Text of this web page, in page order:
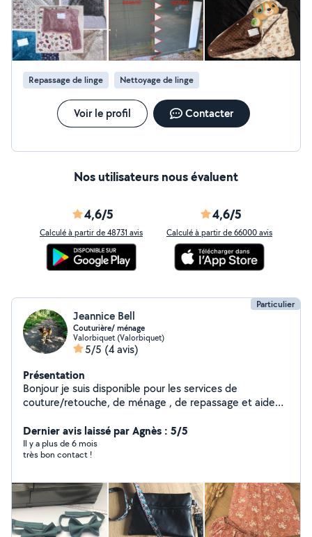
Repassage de linge Nettoyage de linge
Voir le profil Contacter
Nos utilisateurs nous évaluent
4,6/5
Calculé à partir de 48731 avis
4,6/5
Calculé à partir de 66000 avis
Particulier
Jeannice Bell
Couturière/ ménage
Valorbiquet (Valorbiquet)
5/5 (4 avis)
Présentation
Bonjour je suis disponible pour les services de
couture/retouche, de ménage , de repassage et aide
Dernier avis laissé par Agnès : 5/5
Il y a plus de 6 mois
très bon contact !